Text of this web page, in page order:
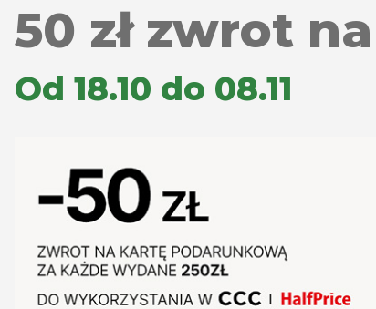
50 zł zwrot
Od 18.10 do 08.11